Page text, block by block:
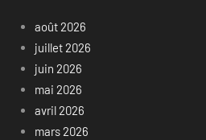
août 2026
juillet 2026
juin 2026
mai 2026
avril 2026
mars 2026